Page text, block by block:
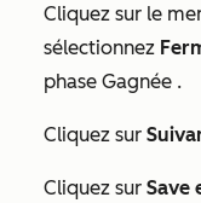
Cliquez sur le
sélectionnez
phase Gagnée .
Cliquez sur
Cliquez sur Save